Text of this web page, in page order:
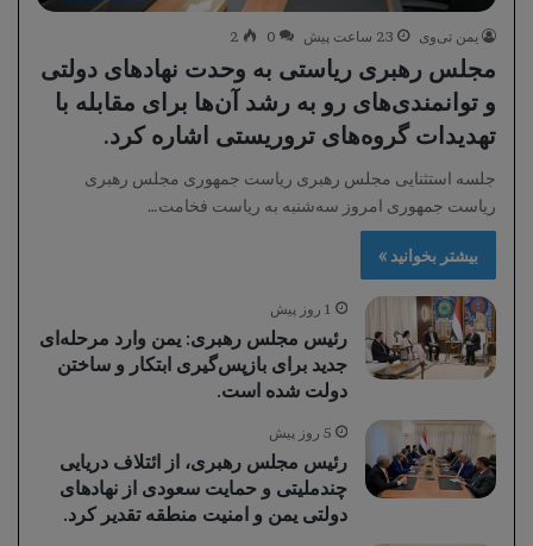
یمن تی‌وی 23 ساعت پیش 0
2
مجلس رهبری ریاستی به وحدت نهادهای دولتی
و توانمندی‌های رو به رشد آن‌ها برای مقابله با
تهدیدات گروه‌های تروریستی اشاره کرد.
جلسه استثنایی مجلس رهبری ریاست جمهوری مجلس رهبری
ریاست جمهوری امروز سه‌شنبه به ریاست فخامت…
بیشتر بخوانید »
1 روز پیش
رئیس مجلس رهبری: یمن وارد مرحله‌ای
جدید برای بازپس‌گیری ابتکار و ساختن
دولت شده است.
5 روز پیش
رئیس مجلس رهبری، از ائتلاف دریایی
چندملیتی و حمایت سعودی از نهادهای
دولتی یمن و امنیت منطقه تقدیر کرد.